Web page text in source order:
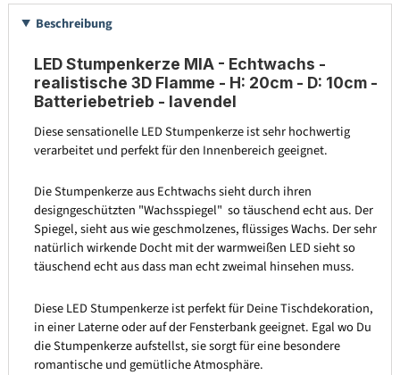
Beschreibung
LED Stumpenkerze MIA - Echtwachs -
realistische 3D Flamme - H: 20cm - D: 10cm -
Batteriebetrieb - lavendel
Diese sensationelle LED Stumpenkerze ist sehr hochwertig
verarbeitet und perfekt für den Innenbereich geeignet.
Die Stumpenkerze aus Echtwachs sieht durch ihren
designgeschützten "Wachsspiegel" so täuschend echt aus. Der
Spiegel, sieht aus wie geschmolzenes, flüssiges Wachs. Der sehr
natürlich wirkende Docht mit der warmweißen LED sieht so
täuschend echt aus dass man echt zweimal hinsehen muss.
Diese LED Stumpenkerze ist perfekt für Deine Tischdekoration,
in einer Laterne oder auf der Fensterbank geeignet. Egal wo Du
die Stumpenkerze aufstellst, sie sorgt für eine besondere
romantische und gemütliche Atmosphäre.